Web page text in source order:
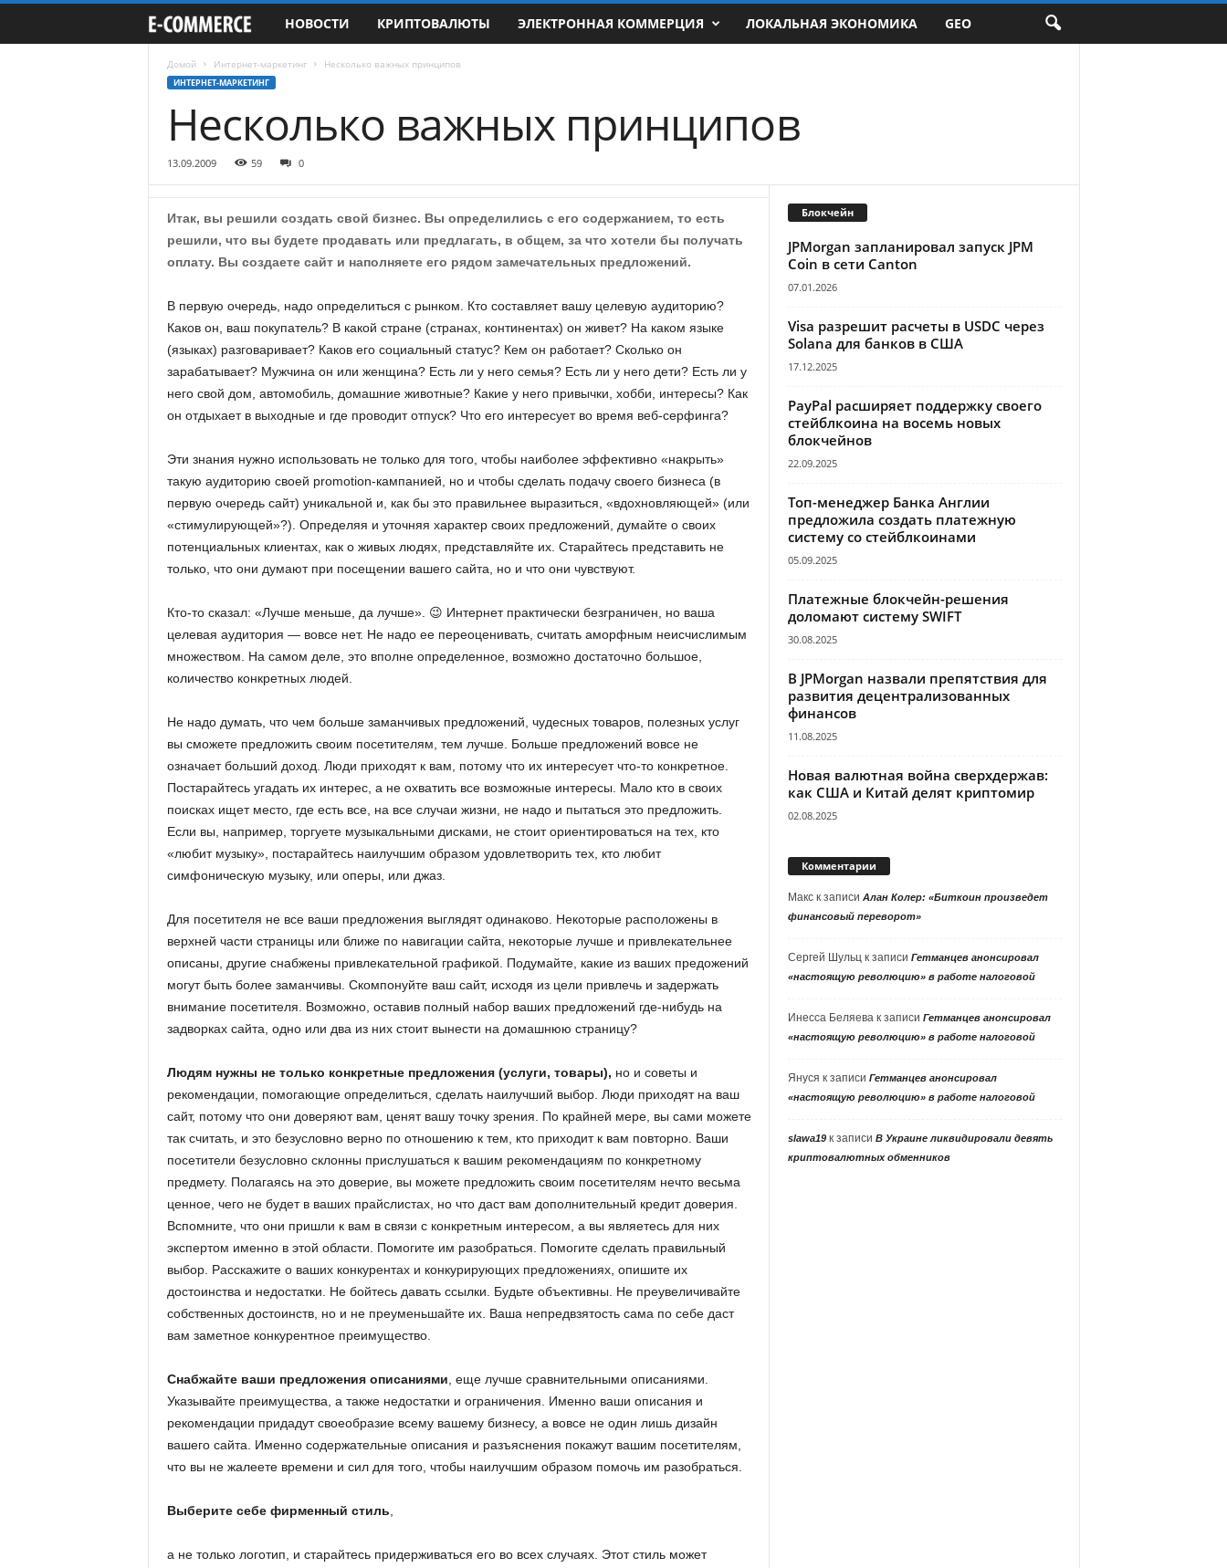
-
o
m
m
e
r
.
c
o
m
a
НОВОСТИ КРИПТОВАЛЮТЫ ЭЛЕКТРОННАЯ КОММЕРЦИЯ ЛОКАЛЬНАЯ ЭКОНОМИКА GEO
Домой Интернет-маркетинг Несколько важных принципов
ИНТЕРНЕТ-МАРКЕТИНГ
Несколько важных принципов
13.09.2009 59 0
Итак, вы решили создать свой бизнес. Вы определились с его содержанием, то есть
решили, что вы будете продавать или предлагать, в общем, за что хотели бы получать
оплату. Вы создаете сайт и наполняете его рядом замечательных предложений.
В первую очередь, надо определиться с рынком. Кто составляет вашу целевую аудиторию?
Каков он, ваш покупатель? В какой стране (странах, континентах) он живет? На каком языке
(языках) разговаривает? Каков его социальный статус? Кем он работает? Сколько он
зарабатывает? Мужчина он или женщина? Есть ли у него семья? Есть ли у него дети? Есть ли у
него свой дом, автомобиль, домашние животные? Какие у него привычки, хобби, интересы? Как
он отдыхает в выходные и где проводит отпуск? Что его интересует во время веб-серфинга?
Эти знания нужно использовать не только для того, чтобы наиболее эффективно «накрыть»
такую аудиторию своей promotion-кампанией, но и чтобы сделать подачу своего бизнеса (в
первую очередь сайт) уникальной и, как бы это правильнее выразиться, «вдохновляющей» (или
«стимулирующей»?). Определяя и уточняя характер своих предложений, думайте о своих
потенциальных клиентах, как о живых людях, представляйте их. Старайтесь представить не
только, что они думают при посещении вашего сайта, но и что они чувствуют.
Кто-то сказал: «Лучше меньше, да лучше». 😉 Интернет практически безграничен, но ваша
целевая аудитория — вовсе нет. Не надо ее переоценивать, считать аморфным неисчислимым
множеством. На самом деле, это вполне определенное, возможно достаточно большое,
количество конкретных людей.
Не надо думать, что чем больше заманчивых предложений, чудесных товаров, полезных услуг
вы сможете предложить своим посетителям, тем лучше. Больше предложений вовсе не
означает больший доход. Люди приходят к вам, потому что их интересует что-то конкретное.
Постарайтесь угадать их интерес, а не охватить все возможные интересы. Мало кто в своих
поисках ищет место, где есть все, на все случаи жизни, не надо и пытаться это предложить.
Если вы, например, торгуете музыкальными дисками, не стоит ориентироваться на тех, кто
«любит музыку», постарайтесь наилучшим образом удовлетворить тех, кто любит
симфоническую музыку, или оперы, или джаз.
Для посетителя не все ваши предложения выглядят одинаково. Некоторые расположены в
верхней части страницы или ближе по навигации сайта, некоторые лучше и привлекательнее
описаны, другие снабжены привлекательной графикой. Подумайте, какие из ваших предожений
могут быть более заманчивы. Скомпонуйте ваш сайт, исходя из цели привлечь и задержать
внимание посетителя. Возможно, оставив полный набор ваших предложений где-нибудь на
задворках сайта, одно или два из них стоит вынести на домашнюю страницу?
Людям нужны не только конкретные предложения (услуги, товары), но и советы и
рекомендации, помогающие определиться, сделать наилучший выбор. Люди приходят на ваш
сайт, потому что они доверяют вам, ценят вашу точку зрения. По крайней мере, вы сами можете
так считать, и это безусловно верно по отношению к тем, кто приходит к вам повторно. Ваши
посетители безусловно склонны прислушаться к вашим рекомендациям по конкретному
предмету. Полагаясь на это доверие, вы можете предложить своим посетителям нечто весьма
ценное, чего не будет в ваших прайслистах, но что даст вам дополнительный кредит доверия.
Вспомните, что они пришли к вам в связи с конкретным интересом, а вы являетесь для них
экспертом именно в этой области. Помогите им разобраться. Помогите сделать правильный
выбор. Расскажите о ваших конкурентах и конкурирующих предложениях, опишите их
достоинства и недостатки. Не бойтесь давать ссылки. Будьте объективны. Не преувеличивайте
собственных достоинств, но и не преуменьшайте их. Ваша непредвзятость сама по себе даст
вам заметное конкурентное преимущество.
Снабжайте ваши предложения описаниями , еще лучше сравнительными описаниями.
Указывайте преимущества, а также недостатки и ограничения. Именно ваши описания и
рекомендации придадут своеобразие всему вашему бизнесу, а вовсе не один лишь дизайн
вашего сайта. Именно содержательные описания и разъяснения покажут вашим посетителям,
что вы не жалеете времени и сил для того, чтобы наилучшим образом помочь им разобраться.
Выберите себе фирменный стиль
а не только логотип, и старайтесь придерживаться его во всех случаях. Этот стиль может
Блокчейн
JPMorgan запланировал запуск JPM
Coin в сети Canton
07.01.2026
Visa разрешит расчеты в USDC через
Solana для банков в США
17.12.2025
PayPal расширяет поддержку своего
стейблкоина на восемь новых
блокчейнов
22.09.2025
Топ-менеджер Банка Англии
предложила создать платежную
систему со стейблкоинами
05.09.2025
Платежные блокчейн-решения
доломают систему SWIFT
30.08.2025
В JPMorgan назвали препятствия для
развития децентрализованных
финансов
11.08.2025
Новая валютная война сверхдержав:
как США и Китай делят криптомир
02.08.2025
Комментарии
Макск записи Алан Колер: «Биткоин произведет
финансовый переворот»
Сергей Шульцк записи Гетманцев анонсировал
«настоящую революцию» в работе налоговой
Инесса Беляевак записи Гетманцев анонсировал
«настоящую революцию» в работе налоговой
Януся к записи Гетманцев анонсировал
«настоящую революцию» в работе налоговой
slawa19к записи В Украине ликвидировали девять
криптовалютных обменников